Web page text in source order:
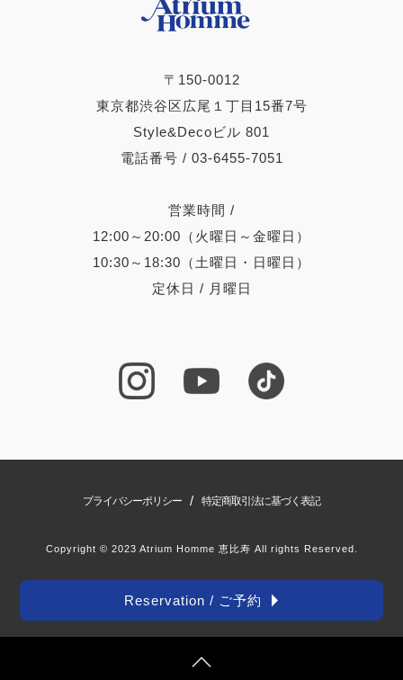
〒150-0012
東京都渋谷区広尾１丁目15番7号
Style&Decoビル 801
電話番号 / 03-6455-7051
営業時間 /
12:00～20:00（火曜日～金曜日）
10:30～18:30（土曜日・日曜日）
定休日 / 月曜日
プライバシーポリシー / 特定商取引法に基づく表記
Copyright © 2023 Atrium Homme 恵比寿 All rights Reserved.
Reservation / ご予約